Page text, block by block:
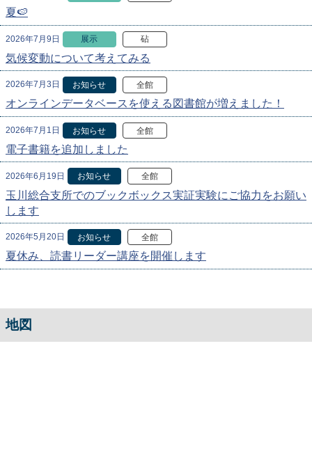
夏🍉
2026年7月9日 展示 砧
気候変動について考えてみる
2026年7月3日 お知らせ 全館
オンラインデータベースを使える図書館が増えました！
2026年7月1日 お知らせ 全館
電子書籍を追加しました
2026年6月19日 お知らせ 全館
玉川総合支所でのブックボックス実証実験にご協力をお願い
します
2026年5月20日 お知らせ 全館
夏休み、読書リーダー講座を開催します
地図